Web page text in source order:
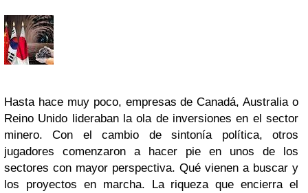
Hasta hace muy poco, empresas de Canadá, Australia o
Reino Unido lideraban la ola de inversiones en el sector
minero. Con el cambio de sintonía política, otros
jugadores comenzaron a hacer pie en unos de los
sectores con mayor perspectiva. Qué vienen a buscar y
los proyectos en marcha. La riqueza que encierra el